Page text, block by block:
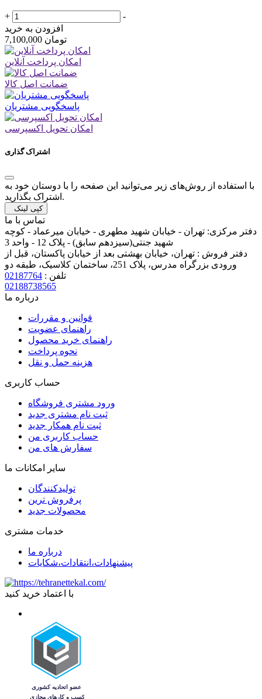
+
-
افزودن به خرید
7,100,000 تومان
امکان پرداخت آنلاین
ضمانت اصل کالا
پاسخگویی مشتریان
امکان تحویل اکسپرسی
اشتراک گذاری
با استفاده از روش‌های زیر می‌توانید این صفحه را با دوستان خود به
اشتراک بگذارید.
کپی لینک
تماس با ما
دفتر مرکزی: تهران - خیابان شهید مطهری - خیابان میرعماد - کوچه
شهید جنتی(سیزدهم سابق) - پلاک 12 - واحد 3
دفتر فروش : تهران، خیابان بهشتی بعد از خیابان پاکستان، قبل از
ورودی بزرگراه مدرس، پلاک 251، ساختمان کلاسیک، طبقه دو
تلفن : 02187764
02188738565
درباره ما
قوانین و مقررات
راهنمای عضویت
راهنمای خرید محصول
نحوه پرداخت
هزینه حمل و نقل
حساب کاربری
ورود مشتری فروشگاه
ثبت نام مشتری جدید
ثبت نام همکار جدید
حساب کاربری من
سفارش های من
سایر امکانات ما
تولیدکنندگان
پرفروش ترین
محصولات جدید
خدمات مشتری
درباره ما
پیشنهادات،انتقادات،شکایات
با اعتماد خرید کنید